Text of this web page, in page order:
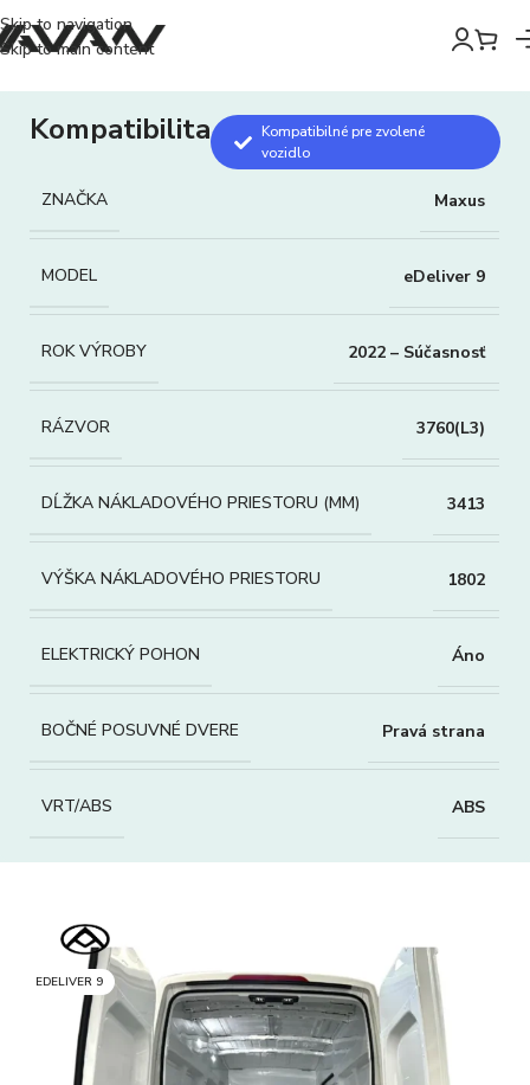
Skip to navigation
Skip to main content
Kompatibilita
Kompatibilné pre zvolené
vozidlo
ZNAČKA Maxus
MODEL eDeliver 9
ROK VÝROBY 2022 – Súčasnosť
RÁZVOR 3760(L3)
DĹŽKA NÁKLADOVÉHO PRIESTORU (MM) 3413
VÝŠKA NÁKLADOVÉHO PRIESTORU 1802
ELEKTRICKÝ POHON Áno
BOČNÉ POSUVNÉ DVERE Pravá strana
VRT/ABS ABS
EDELIVER 9